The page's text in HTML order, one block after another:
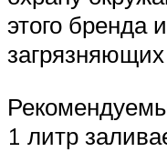
этого
1 литр